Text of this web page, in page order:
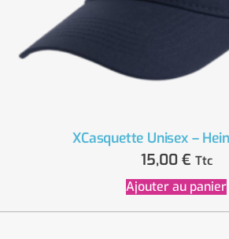
XCasquette Unisex –
15,00 € Ttc
Ajouter au panier